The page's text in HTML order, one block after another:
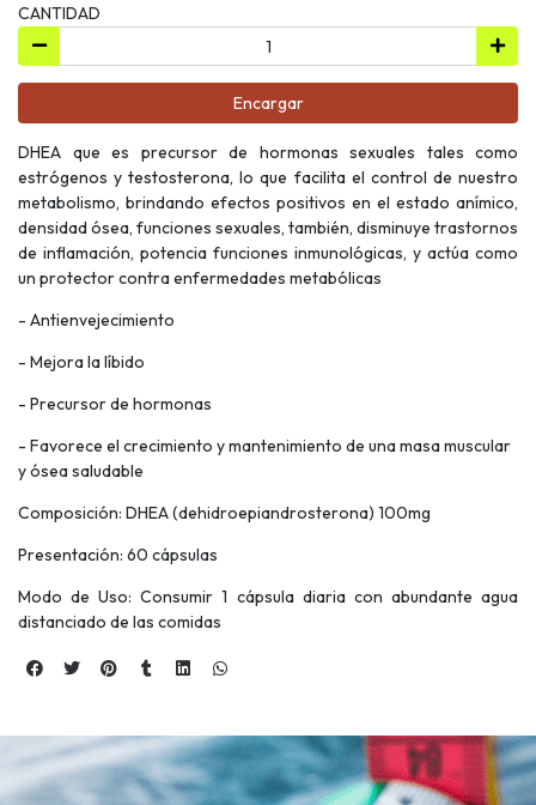
CANTIDAD
Encargar
DHEA que es precursor de hormonas sexuales tales como
estrógenos y testosterona, lo que facilita el control de nuestro
metabolismo, brindando efectos positivos en el estado anímico,
densidad ósea, funciones sexuales, también, disminuye trastornos
de inflamación, potencia funciones inmunológicas, y actúa como
un protector contra enfermedades metabólicas
- Antienvejecimiento
- Mejora la líbido
- Precursor de hormonas
- Favorece el crecimiento y mantenimiento de una masa muscular
y ósea saludable
Composición: DHEA (dehidroepiandrosterona) 100mg
Presentación: 60 cápsulas
Modo de Uso: Consumir 1 cápsula diaria con abundante agua
distanciado de las comidas